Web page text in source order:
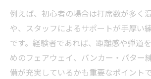
術
ゴルフ練習場で一球ごとに意
ント
フォーム安定を目指す出水市の練
例えば、初心者の場合は打席数が多く
や、スタッフによるサポートが手厚い
です。経験者であれば、距離感や弾道
めのフェアウェイ、バンカー・パター
備が充実しているかも重要なポイントで